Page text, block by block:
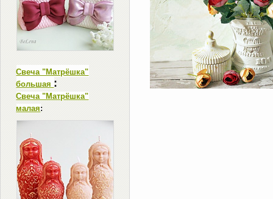
Свеча "Матрёшка"
большая :
Свеча "Матрёшка"
малая: